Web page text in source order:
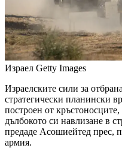
Израел Getty Images
Израелските сили за
стратегически планински
построен от
дълбокото си навлизане в
предаде Асошиейтед прес,
армия.